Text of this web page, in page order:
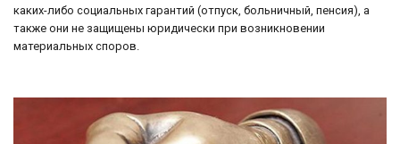
каких-либо социальных гарантий (отпуск, больничный, пенсия), а
также они не защищены юридически при возникновении
материальных споров.